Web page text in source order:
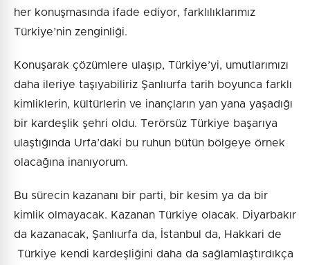
her konuşmasında ifade ediyor, farklılıklarımız
Türkiye’nin zenginliği.
Konuşarak çözümlere ulaşıp, Türkiye’yi, umutlarımızı
daha ileriye taşıyabiliriz Şanlıurfa tarih boyunca farklı
kimliklerin, kültürlerin ve inançların yan yana yaşadığı
bir kardeşlik şehri oldu. Terörsüz Türkiye başarıya
ulaştığında Urfa’daki bu ruhun bütün bölgeye örnek
olacağına inanıyorum.
Bu sürecin kazananı bir parti, bir kesim ya da bir
kimlik olmayacak. Kazanan Türkiye olacak. Diyarbakır
da kazanacak, Şanlıurfa da, İstanbul da, Hakkari de
Türkiye kendi kardeşliğini daha da sağlamlaştırdıkça